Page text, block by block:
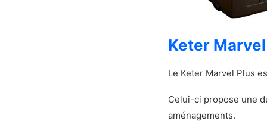
Avantages
Les plus
Notre
Présentation
Mon avis sur
Keter
Le Keter Marvel Plus
Celui-ci propose une
aménagements.